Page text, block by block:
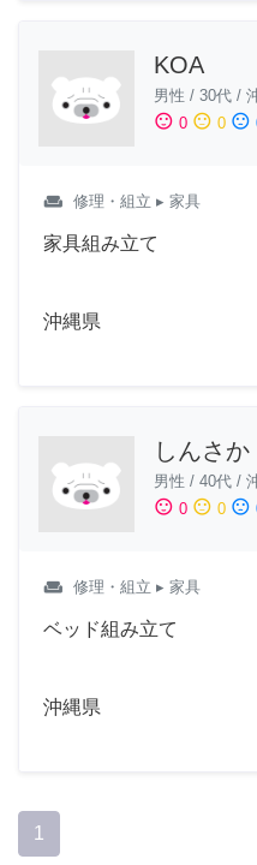
KOA
男性 / 30代 /
sentiment_satisfied 0 sentiment_neutral 0 sentiment_dissatisfied
weekend 修理・組立 ▸ 家具
家具組み立て
沖縄県
しんさか
男性 / 40代 /
sentiment_satisfied 0 sentiment_neutral 0 sentiment_dissatisfied
weekend 修理・組立 ▸ 家具
ベッド組み立て
沖縄県
1